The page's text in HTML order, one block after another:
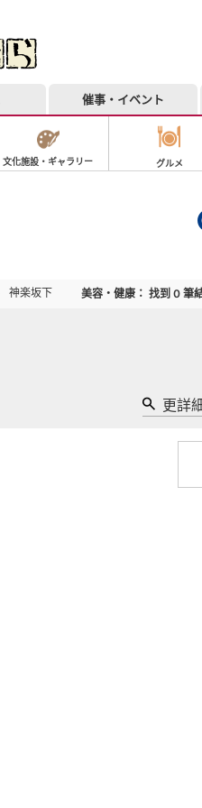
催事・イベント
文化施設・ギャラリー グルメ
神楽坂下 美容・健康 ： 找到 0 筆
更詳